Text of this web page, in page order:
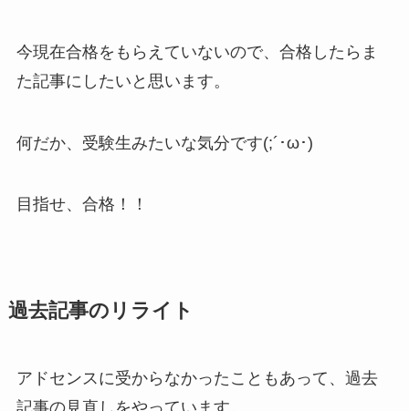
今現在合格をもらえていないので、合格したらま
た記事にしたいと思います。
何だか、受験生みたいな気分です(;´･ω･)
目指せ、合格！！
過去記事のリライト
アドセンスに受からなかったこともあって、過去